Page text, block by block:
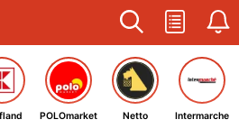
POLOmarket Netto Intermarche